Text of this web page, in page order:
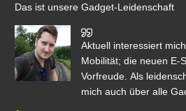
Das ist unsere Gadget-Leidenschaft
Aktuell interessiert
Mobilität; die neuen E-
Vorfreude. Als
mich auch über alle